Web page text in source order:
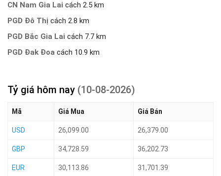
CN Nam Gia Lai cách 2.5 km
PGD Đô Thị cách 2.8 km
PGD Bắc Gia Lai cách 7.7 km
PGD Đak Đoa cách 10.9 km
Tỷ giá hôm nay (10-08-2026)
Mã Giá Mua Giá Bán
USD 26,099.00 26,379.00
GBP 34,728.59 36,202.73
EUR 30,113.86 31,701.39